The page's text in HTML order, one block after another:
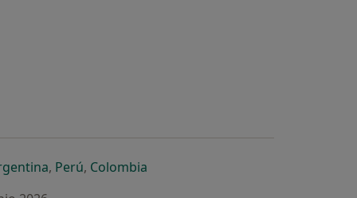
pestaña
una nueva pestaña
en una nueva pestaña
se abre en una nueva pestaña
, Perúse abre en una nueva pestaña
, Colombiase abre en una nueva pestaña